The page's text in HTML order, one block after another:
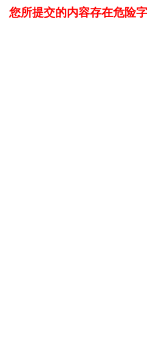
您所提交的内容存在危险